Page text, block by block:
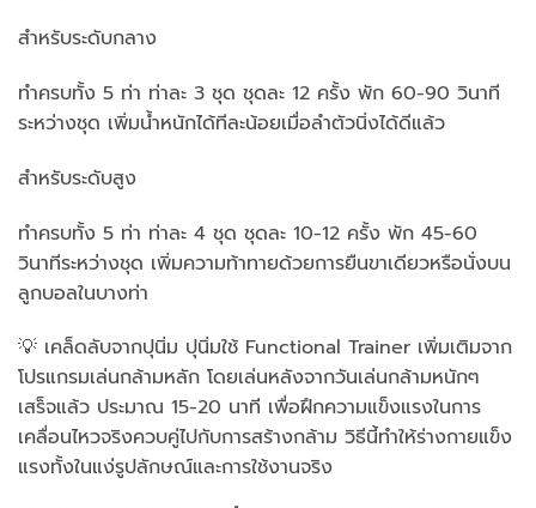
สำหรับระดับกลาง
ทำครบทั้ง 5 ท่า ท่าละ 3 ชุด ชุดละ 12 ครั้ง พัก 60-90 วินาที
ระหว่างชุด เพิ่มน้ำหนักได้ทีละน้อยเมื่อลำตัวนิ่งได้ดีแล้ว
สำหรับระดับสูง
ทำครบทั้ง 5 ท่า ท่าละ 4 ชุด ชุดละ 10-12 ครั้ง พัก 45-60
วินาทีระหว่างชุด เพิ่มความท้าทายด้วยการยืนขาเดียวหรือนั่งบน
ลูกบอลในบางท่า
💡 เคล็ดลับจากปุนิ่ม ปุนิ่มใช้ Functional Trainer เพิ่มเติมจาก
โปรแกรมเล่นกล้ามหลัก โดยเล่นหลังจากวันเล่นกล้ามหนักๆ
เสร็จแล้ว ประมาณ 15-20 นาที เพื่อฝึกความแข็งแรงในการ
เคลื่อนไหวจริงควบคู่ไปกับการสร้างกล้าม วิธีนี้ทำให้ร่างกายแข็ง
แรงทั้งในแง่รูปลักษณ์และการใช้งานจริง